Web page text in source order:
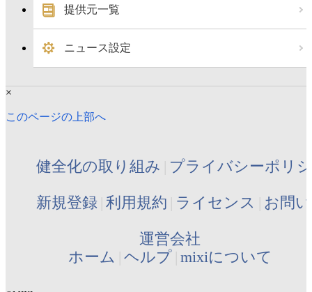
提供元一覧
ニュース設定
×
このページの上部へ
健全化の取り組み プライバシーポリ
新規登録 利用規約 ライセンス お問
運営会社
ホーム ヘルプ mixiについて